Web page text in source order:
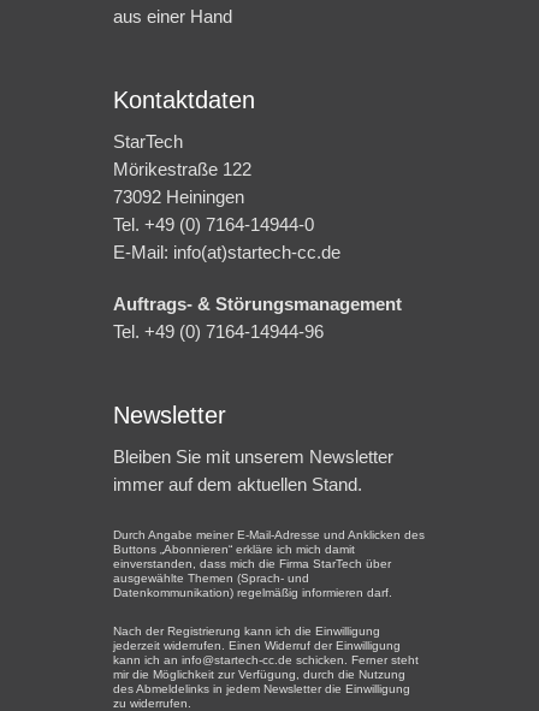
aus einer Hand
Kontaktdaten
StarTech
Mörikestraße 122
73092 Heiningen
Tel. +49 (0) 7164-14944-0
E-Mail: info(at)startech-cc.de
Auftrags- & Störungsmanagement
Tel. +49 (0) 7164-14944-96
Newsletter
Bleiben Sie mit unserem Newsletter
immer auf dem aktuellen Stand.
Durch Angabe meiner E-Mail-Adresse und Anklicken des
Buttons „Abonnieren“ erkläre ich mich damit
einverstanden, dass mich die Firma StarTech über
ausgewählte Themen (Sprach- und
Datenkommunikation) regelmäßig informieren darf.
Nach der Registrierung kann ich die Einwilligung
jederzeit widerrufen. Einen Widerruf der Einwilligung
kann ich an info@startech-cc.de schicken. Ferner steht
mir die Möglichkeit zur Verfügung, durch die Nutzung
des Abmeldelinks in jedem Newsletter die Einwilligung
zu widerrufen.